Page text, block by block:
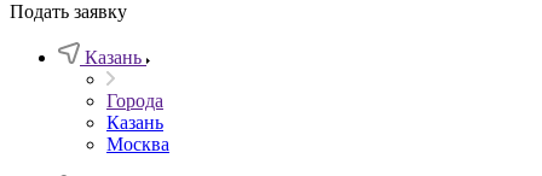
Подать заявку
Казань
Города
Казань
Москва